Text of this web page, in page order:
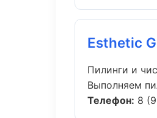
Esthetic
Пилинги и
Выполняем
Телефон: 8